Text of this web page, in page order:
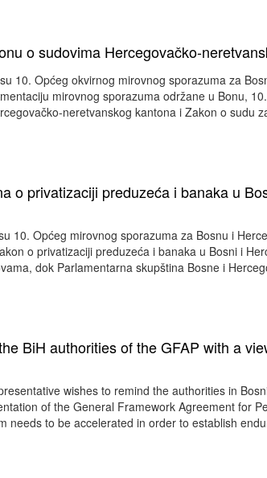
o sudovima Hercegovačko-
10. Općeg okvirnog mirovnog sporazuma za
mirovnog sporazuma održane u Bonu,
neretvanskog kantona i Zakon o sudu
o privatizaciji preduzeća i banaka u
10. Općeg mirovnog sporazuma za Bosnu i
o privatizaciji preduzeća i banaka u Bosni i
dok Parlamentarna skupština Bosne i
BiH authorities of the GFAP with a
wishes to remind the authorities in
of the General Framework Agreement for
needs to be accelerated in order to establish